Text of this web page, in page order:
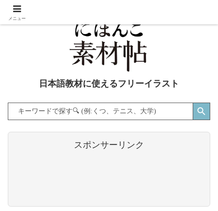
日本語教材に使えるフリーイラスト
Search
for:
Search Button
スポンサーリンク
メニュー